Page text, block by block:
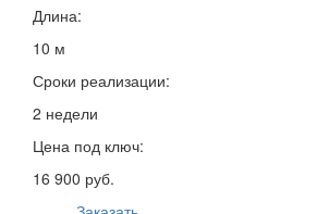
Длина:
10 м
Сроки реализации:
2 недели
Цена под ключ:
16 900 руб.